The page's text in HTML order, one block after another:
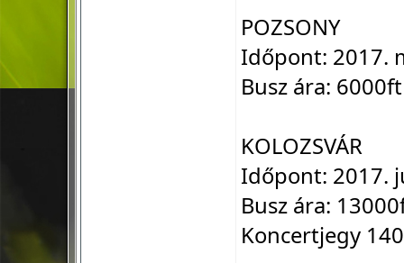
POZSONY
Időpont: 2017.
Busz ára: 6000ft
KOLOZSVÁR
Időpont: 2017.
Busz ára:
Koncertjegy